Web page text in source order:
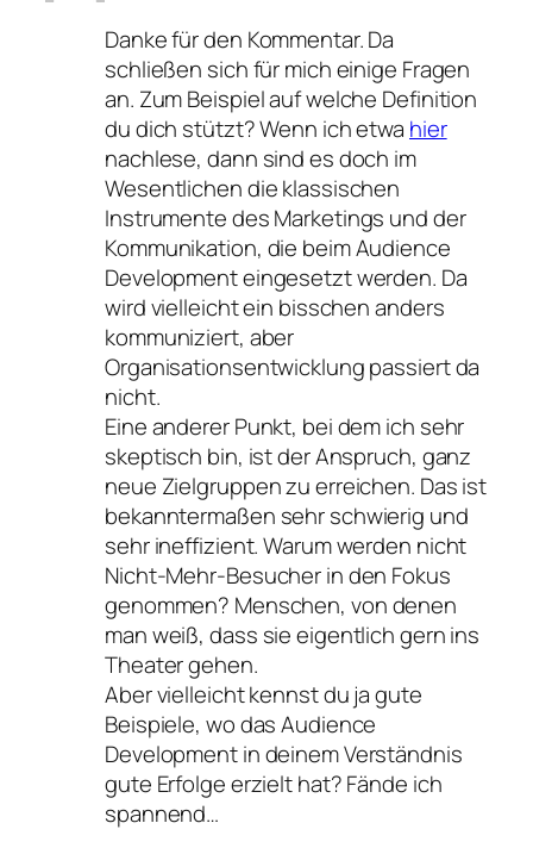
Danke für den Kommentar. Da
schließen sich für mich einige Fragen
an. Zum Beispiel auf welche Definition
du dich stützt? Wenn ich etwa hier
nachlese, dann sind es doch im
Wesentlichen die klassischen
Instrumente des Marketings und der
Kommunikation, die beim Audience
Development eingesetzt werden. Da
wird vielleicht ein bisschen anders
kommuniziert, aber
Organisationsentwicklung passiert da
nicht.
Eine anderer Punkt, bei dem ich sehr
skeptisch bin, ist der Anspruch, ganz
neue Zielgruppen zu erreichen. Das ist
bekanntermaßen sehr schwierig und
sehr ineffizient. Warum werden nicht
Nicht-Mehr-Besucher in den Fokus
genommen? Menschen, von denen
man weiß, dass sie eigentlich gern ins
Theater gehen.
Aber vielleicht kennst du ja gute
Beispiele, wo das Audience
Development in deinem Verständnis
gute Erfolge erzielt hat? Fände ich
spannend…